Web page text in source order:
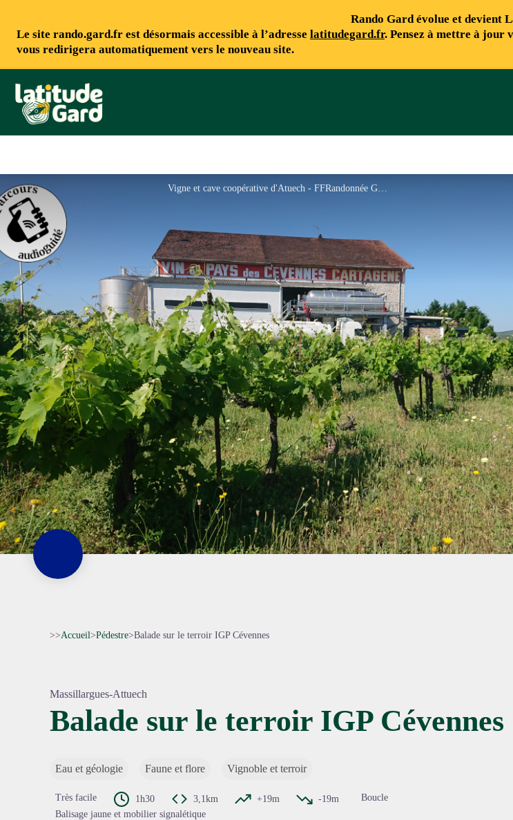
Rando Gard évolue et devient
Le site rando.gard.fr est désormais accessible à l’adresse latitudegard.fr. Pensez à mettre à jour
vous redirigera automatiquement vers le nouveau site.
Rando Gard
Vigne et cave coopérative d'Atuech - FFRandonnée Gard
>>Accueil>Pédestre>Balade sur le terroir IGP Cévennes
Massillargues-Attuech
Balade sur le terroir IGP Cévennes
Eau et géologie Faune et flore Vignoble et terroir
Très facile 1h30 3,1km +19m -19m
Boucle
Balisage jaune et mobilier signalétique